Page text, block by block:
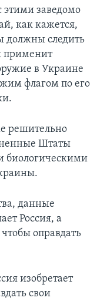
этими заведомо
как кажется,
должны следить
применит
в Украине
флагом по его
решительно
Штаты
биологическими
данные
Россия, а
оправдать
изобретает
свои